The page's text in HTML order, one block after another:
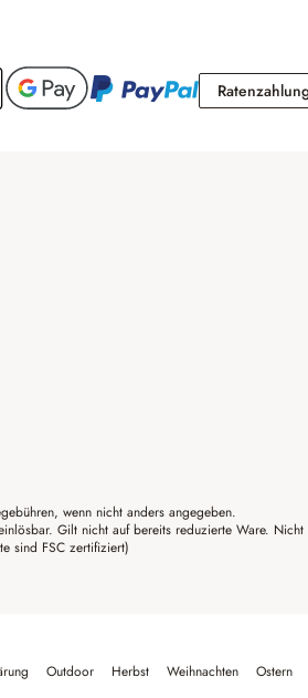
wenn nicht anders angegeben.
Gilt nicht auf bereits reduzierte Ware. Nicht
sind FSC zertifiziert)
Outdoor Herbst Weihnachten Ostern